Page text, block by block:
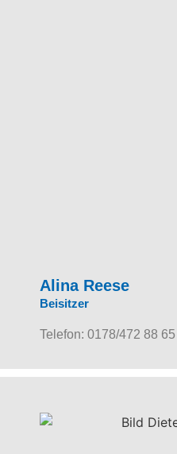
Alina Reese
Beisitzer
Telefon: 0178/472 88 65